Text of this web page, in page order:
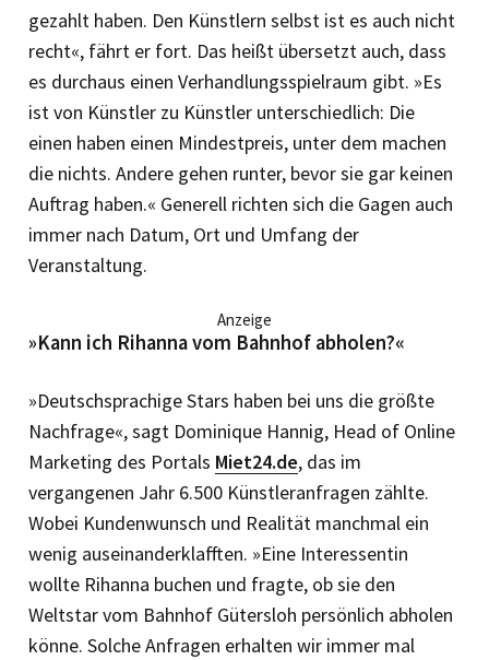
gezahlt haben. Den Künstlern selbst ist es auch nicht
recht«, fährt er fort. Das heißt übersetzt auch, dass
es durchaus einen Verhandlungsspielraum gibt. »Es
ist von Künstler zu Künstler unterschiedlich: Die
einen haben einen Mindestpreis, unter dem machen
die nichts. Andere gehen runter, bevor sie gar keinen
Auftrag haben.« Generell richten sich die Gagen auch
immer nach Datum, Ort und Umfang der
Veranstaltung.
Anzeige
»Kann ich Rihanna vom Bahnhof abholen?«
»Deutschsprachige Stars haben bei uns die größte
Nachfrage«, sagt Dominique Hannig, Head of Online
Marketing des Portals Miet24.de, das im
vergangenen Jahr 6.500 Künstleranfragen zählte.
Wobei Kundenwunsch und Realität manchmal ein
wenig auseinanderklafften. »Eine Interessentin
wollte Rihanna buchen und fragte, ob sie den
Weltstar vom Bahnhof Gütersloh persönlich abholen
könne. Solche Anfragen erhalten wir immer mal